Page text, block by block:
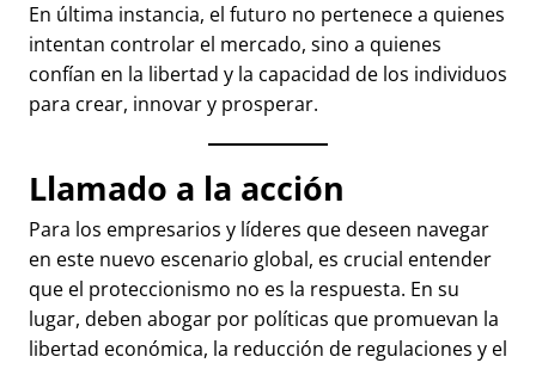
En última instancia, el futuro no pertenece a quienes
intentan controlar el mercado, sino a quienes
confían en la libertad y la capacidad de los individuos
para crear, innovar y prosperar.
Llamado a la acción
Para los empresarios y líderes que deseen navegar
en este nuevo escenario global, es crucial entender
que el proteccionismo no es la respuesta. En su
lugar, deben abogar por políticas que promuevan la
libertad económica, la reducción de regulaciones y el